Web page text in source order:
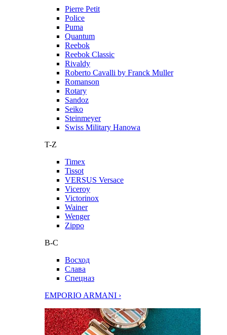
Pierre Petit
Police
Puma
Quantum
Reebok
Reebok Classic
Rivaldy
Roberto Cavalli by Franck Muller
Romanson
Rotary
Sandoz
Seiko
Steinmeyer
Swiss Military Hanowa
T-Z
Timex
Tissot
VERSUS Versace
Viceroy
Victorinox
Wainer
Wenger
Zippo
В-С
Восход
Слава
Спецназ
EMPORIO ARMANI ›